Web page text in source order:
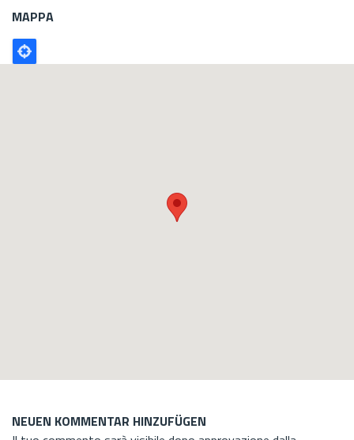
MAPPA
Poligono
GEO
NEUEN KOMMENTAR HINZUFÜGEN